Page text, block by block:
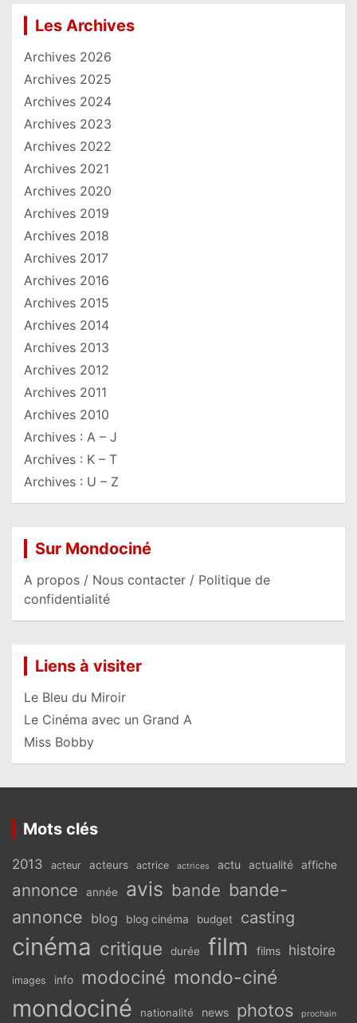
Les Archives
Archives 2026
Archives 2025
Archives 2024
Archives 2023
Archives 2022
Archives 2021
Archives 2020
Archives 2019
Archives 2018
Archives 2017
Archives 2016
Archives 2015
Archives 2014
Archives 2013
Archives 2012
Archives 2011
Archives 2010
Archives : A – J
Archives : K – T
Archives : U – Z
Sur Mondociné
A propos / Nous contacter / Politique de
confidentialité
Liens à visiter
Le Bleu du Miroir
Le Cinéma avec un Grand A
Miss Bobby
Mots clés
2013 acteur acteurs actrice actrices actu actualité affiche
annonce année avis bande bande-
annonce blog blog cinéma budget casting
cinéma critique durée film films histoire
images info modociné mondo-ciné
mondociné nationalité news photos prochain